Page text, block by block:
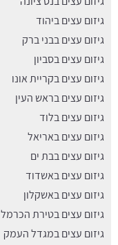
גיזום עצים ביהוד
גיזום עצים בבני ברק
גיזום עצים בסביון
גיזום עצים בקריית אונו
גיזום עצים בראש העין
גיזום עצים בלוד
גיזום עצים באריאל
גיזום עצים בבת ים
גיזום עצים באשדוד
גיזום עצים באשקלון
גיזום עצים בטירת הכרמל
גיזום עצים במגדל העמק